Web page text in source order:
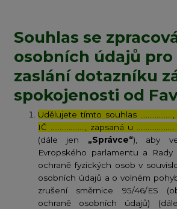
Souhlas se
osobních údajů
zaslání dotazníku
spokojenosti od
Udělujete tímto souhlas ……………...,
IČ ………………., zapsaná u …………………
(dále jen „Správce“), aby
Evropského parlamentu a Rady
ochraně fyzických osob v
osobních údajů a o volném
zrušení směrnice 95/46/ES
ochraně osobních údajů)